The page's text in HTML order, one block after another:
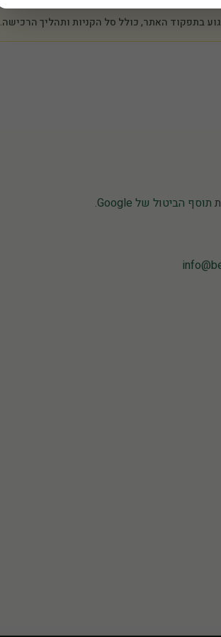
בתפקוד האתר, כולל סל הקניות ותהליך הרכישה.
תוסף הביטול של Google .